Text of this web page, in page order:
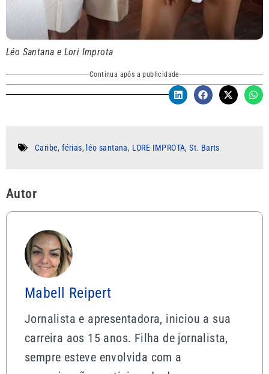
Léo Santana e Lori Improta
Continua após a publicidade
Caribe,férias, léo santana, LORE IMPROTA,St. Barts
Autor
Mabell Reipert
Jornalista e apresentadora, iniciou a sua
carreira aos 15 anos. Filha de jornalista,
sempre esteve envolvida com a